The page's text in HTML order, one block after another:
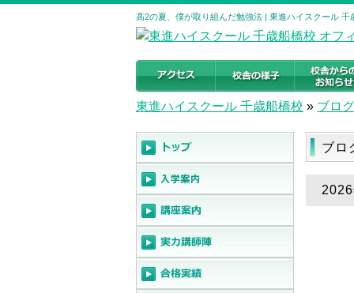
高2の夏、僕が取り組んだ勉強法 | 東進ハイスクール
東進ハイスクール 千歳船橋校 » ブログ
ブロ